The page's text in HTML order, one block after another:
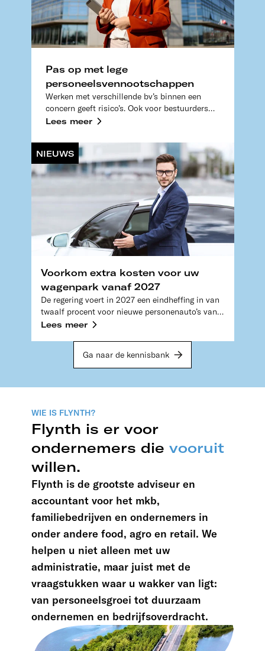
Pas op met lege
personeelsvennootschappen
Werken met verschillende bv’s binnen een
concern geeft risico’s. Ook voor bestuurders
persoonlijk. Met een casus laten we zien wat
Lees meer
NIEUWS
Voorkom extra kosten voor uw
wagenpark vanaf 2027
De regering voert in 2027 een eindheffing in van
twaalf procent voor nieuwe personenauto’s van
de zaak met een verbrandingsmotor. Daaronder
loonbelasting. We zetten op een rij wat u moet
weten over deze nieuwe regeling.
Lees meer
Ga naar de kennisbank
Flynth is er voor
ondernemers die vooruit
willen.
WIE IS FLYNTH?
Flynth is de grootste adviseur en
accountant voor het mkb,
familiebedrijven en ondernemers in
onder andere food, agro en retail. We
helpen u niet alleen met uw
administratie, maar juist met de
vraagstukken waar u wakker van ligt:
van personeelsgroei tot duurzaam
ondernemen en bedrijfsoverdracht.